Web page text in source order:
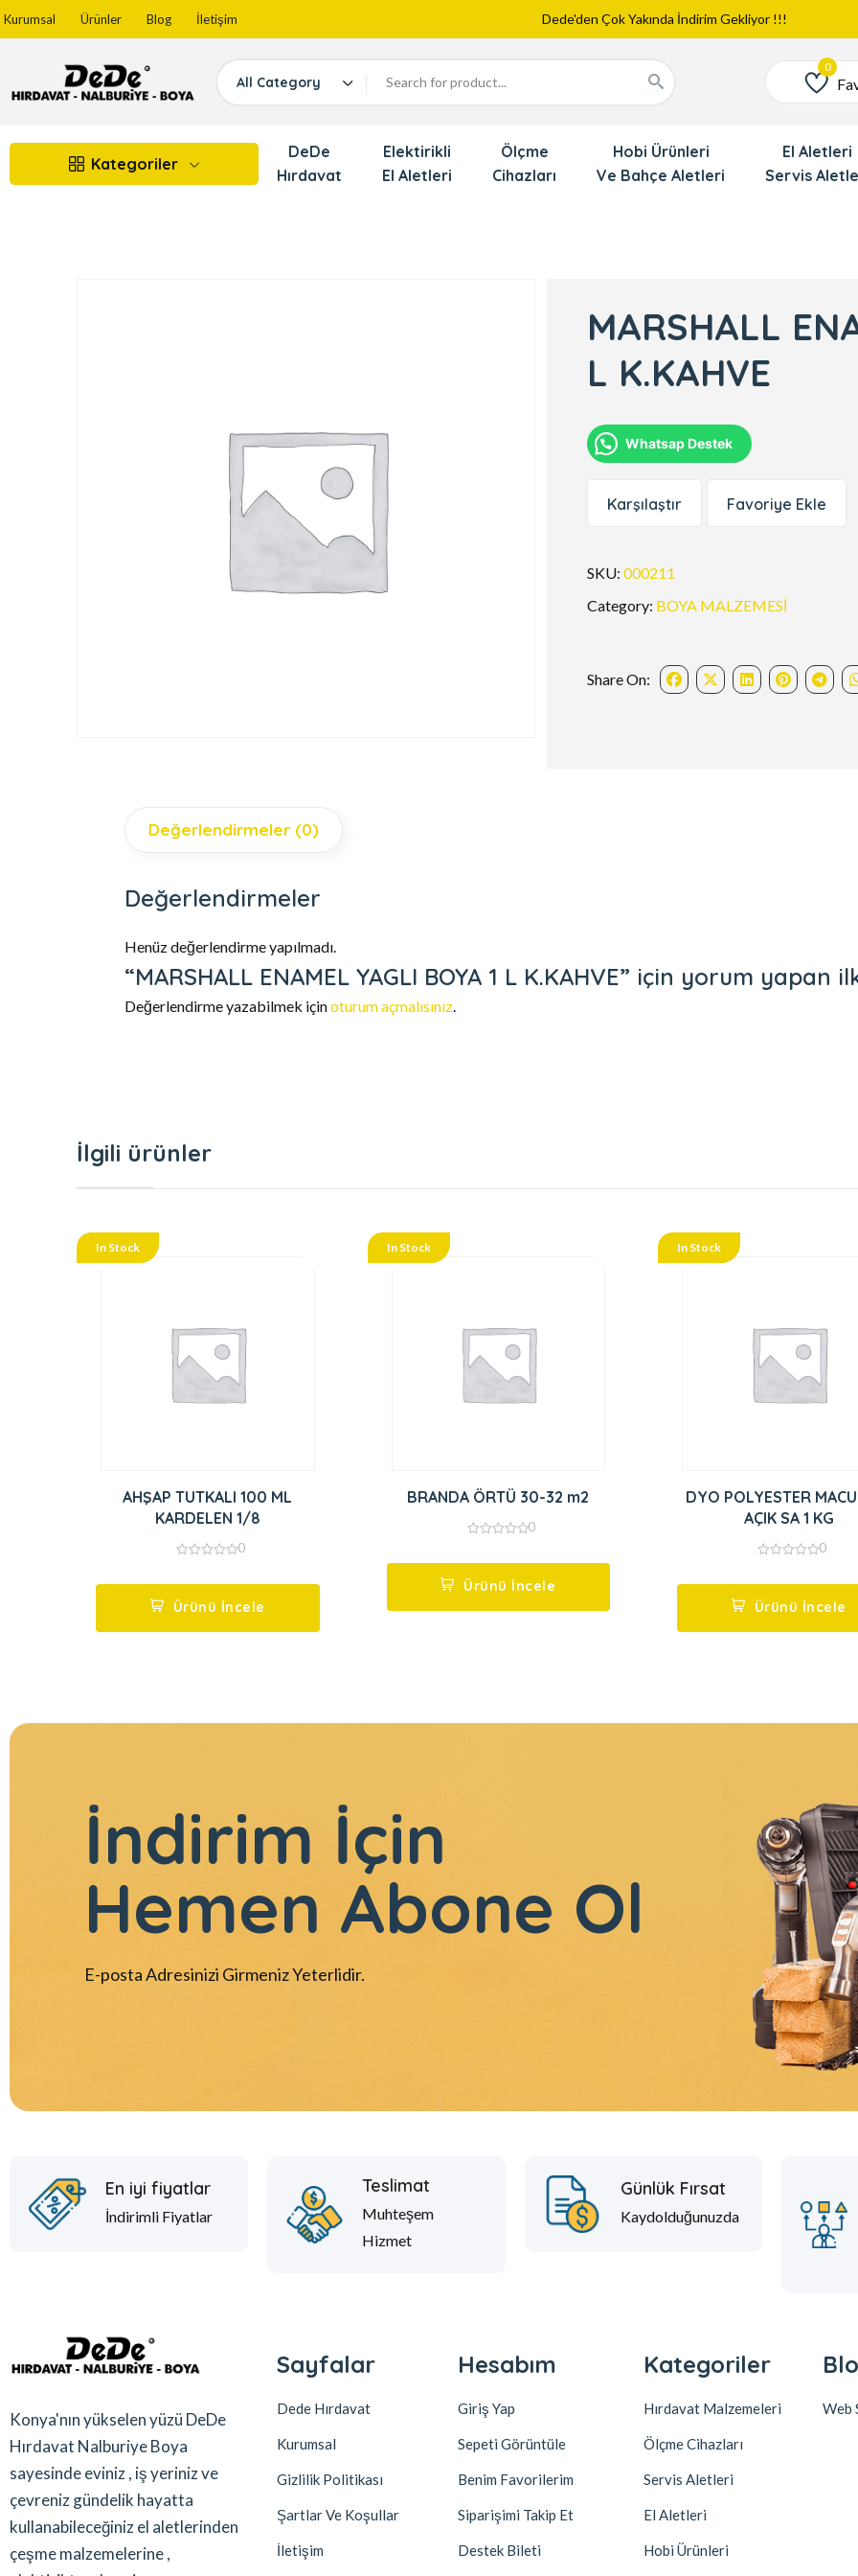
Kurumsal Ürünler Blog İletişim
Web Sitemiz Yayında
Yeni Eklenen Ürünlerimizi İnceledinizmi ?
All Category Favoriler
Kategoriler
DeDe
Hırdavat
Elektirikli
El Aletleri
Ölçme
Cihazları
Hobi Ürünleri
Ve Bahçe Aletleri
El Aletleri
Servis
MARSHALL
L K.KAHVE
Whatsap Destek
Karşılaştır Favoriye Ekle
SKU:000211
Category: BOYA MALZEMESİ
Share On:
Değerlendirmeler (0)
Değerlendirmeler
Henüz değerlendirme yapılmadı.
“MARSHALL ENAMEL YAGLI BOYA 1 L K.KAHVE” için yorum yapan
Değerlendirme yazabilmek içinoturum açmalısınız.
İlgili ürünler
In Stock
AHŞAP TUTKALI 100 ML
KARDELEN 1/8
5
0
Ürünü İncele
In Stock
BRANDA ÖRTÜ 30-32 m2
5
0
Ürünü İncele
In Stock
DYO POLYESTER
AÇIK SA 1 KG
5
0
Ürünü İncele
İndirim İçin
Hemen Abone Ol
E-posta Adresinizi Girmeniz Yeterlidir.
En iyi fiyatlar
İndirimli Fiyatlar
Teslimat
Muhteşem
Hizmet
Günlük Fırsat
Kaydolduğunuzda
Konya'nın yükselen yüzü DeDe
Hırdavat Nalburiye Boya
sayesinde eviniz , iş yeriniz ve
çevreniz gündelik hayatta
kullanabileceğiniz el aletlerinden
çeşme malzemelerine ,
Sayfalar
Dede Hırdavat
Kurumsal
Gizlilik Politikası
Şartlar Ve Koşullar
İletişim
Hesabım
Giriş Yap
Sepeti Görüntüle
Benim Favorilerim
Siparişimi Takip Et
Destek Bileti
Kategoriler
Hırdavat Malzemeleri
Ölçme Cihazları
Servis Aletleri
El Aletleri
Hobi Ürünleri
Web